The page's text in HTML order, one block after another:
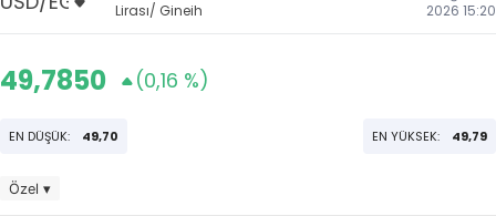
Lirası/ Gineih
2026 15:20
49,7850 (0,16 %)
EN DÜŞÜK: 49,70 EN YÜKSEK: 49,79
Özel ▾